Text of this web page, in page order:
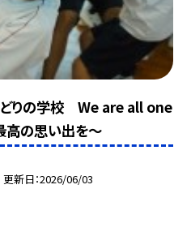
りの学校 We are all one
高の思い出を～
更新日 2026/06/03